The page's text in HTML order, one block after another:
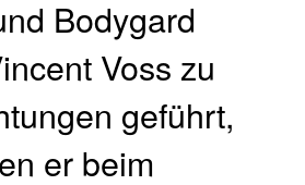
Bodygard
Voss zu
geführt,
er beim